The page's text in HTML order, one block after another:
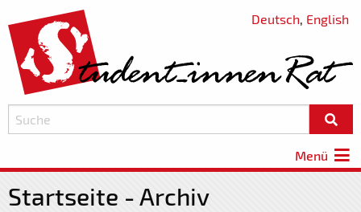
Deutsch, English
Menü
Startseite - Archiv